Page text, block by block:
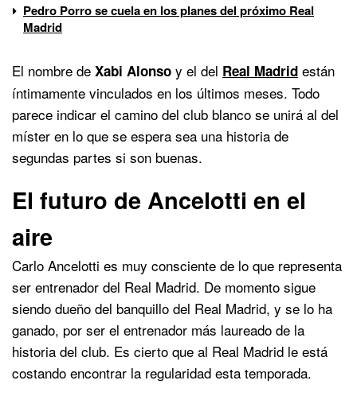
Pedro Porro se cuela en los planes del próximo Real
Madrid
El nombre de Xabi Alonso y el del Real Madrid están
íntimamente vinculados en los últimos meses. Todo
parece indicar el camino del club blanco se unirá al del
míster en lo que se espera sea una historia de
segundas partes si son buenas.
El futuro de Ancelotti en el
aire
Carlo Ancelotti es muy consciente de lo que representa
ser entrenador del Real Madrid. De momento sigue
siendo dueño del banquillo del Real Madrid, y se lo ha
ganado, por ser el entrenador más laureado de la
historia del club. Es cierto que al Real Madrid le está
costando encontrar la regularidad esta temporada.